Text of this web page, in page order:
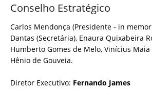
Conselho Estratégico
Carlos Mendonça (Presidente - in
Dantas (Secretária), Enaura Quixabeira
Humberto Gomes de Melo, Vinícius
Hênio de Gouveia.
Diretor Executivo: Fernando James